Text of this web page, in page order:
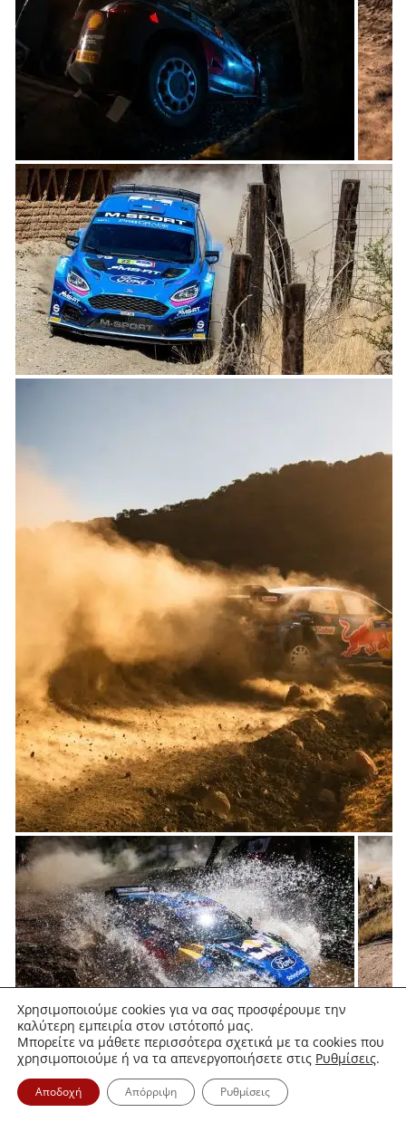
Χρησιμοποιούμε cookies για να σας προσφέρουμε την
καλύτερη εμπειρία στον ιστότοπό μας.
Μπορείτε να μάθετε περισσότερα σχετικά με τα cookies που
χρησιμοποιούμε ή να τα απενεργοποιήσετε στις Ρυθμίσεις.
Αποδοχή Απόρριψη Ρυθμίσεις